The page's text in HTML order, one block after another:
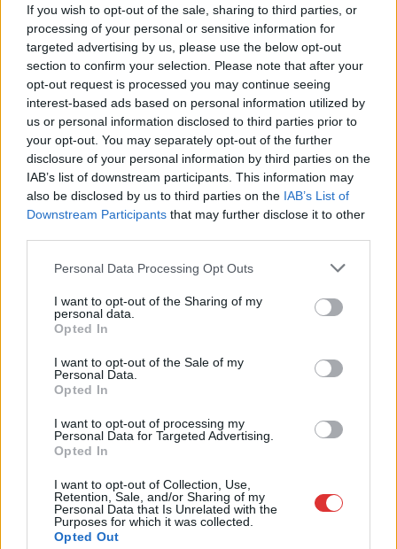
If you wish to opt-out of the sale, sharing to third parties, or
processing of your personal or sensitive information for
targeted advertising by us, please use the below opt-out
section to confirm your selection. Please note that after your
opt-out request is processed you may continue seeing
interest-based ads based on personal information utilized by
us or personal information disclosed to third parties prior to
your opt-out. You may separately opt-out of the further
disclosure of your personal information by third parties on the
IAB’s list of downstream participants. This information may
also be disclosed by us to third parties on the IAB’s List of
Downstream Participants that may further disclose it to other
Please note that this website/app uses one or more Google
not limited to your visit or usage behaviour. You may click to
grant or deny consent to Google and its third-party tags to
use your data for below specified purposes in below Google
consent section.
Personal Data Processing Opt Outs
I want to opt-out of the Sharing of my
personal data.
Opted In
I want to opt-out of the Sale of my
Personal Data.
Opted In
I want to opt-out of processing my
Personal Data for Targeted Advertising.
Opted In
I want to opt-out of Collection, Use,
Retention, Sale, and/or Sharing of my
Personal Data that Is Unrelated with the
Purposes for which it was collected.
Opted Out
JNSZ megyei hírek bejegyzés, fidesz,független,Jász-Nagykun
Szolnok megye , Jászfényszaru , Pócs János , , tisza párt ,
Magyarország sokkal jobban látszik közvetlen
közelről – médiaszemle a vidéki független
sajtóból
2025.01.25. szol24.hu
Késlekedik a miskolci
ígéretei
megvalósításával.
kormányhivatal a
Parancsnokváltás a kecskeméti repülőbázison. Még mindig
gondot okoz az arzénnal szennyezett ivóvíz Szabolcs-Szatmár-
Bereg több településén. Szolnok új polgármestere helyett a
leváltott fideszes városvezetővel paroláznak a miniszterek.
200 ezer rokkantnyugdíjas sorsa az Alkotmánybíróság előtt.
Többek között ezek a témák érdekelték ezen a héten a vidéki
független újságok szerkesztőségeit és olvasóit.
TOVÁBB OLVASOM